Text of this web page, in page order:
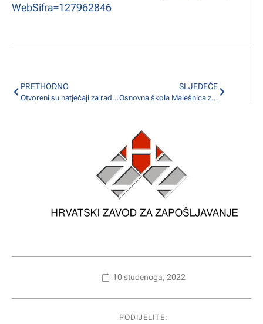
WebSifra=127962846
PRETHODNO
Otvoreni su natječaji za radno mjesto pomoćnika u nastavi u partnerskim školama
SLJEDEĆE
Osnovna škola Malešnica zapošljava pomoćnika u nastavi
10 studenoga, 2022
PODIJELITE: